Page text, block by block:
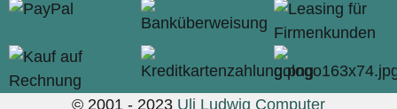
© 2001 - 2023 Uli Ludwig Computer